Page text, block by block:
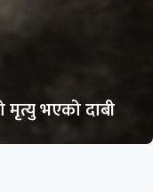
मृत्यु भएको दाबी